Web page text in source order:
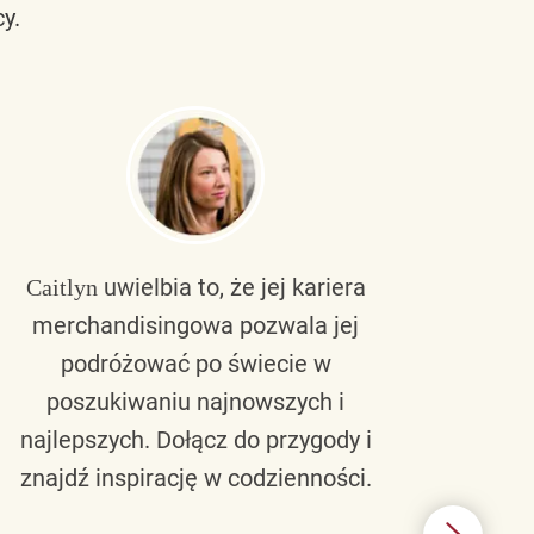
Caitlynuwielbia to, że jej kariera
merchandisingowa pozwala jej
podróżować po świecie w
poszukiwaniu najnowszych i
najlepszych. Dołącz do przygody i
znajdź inspirację w codzienności.